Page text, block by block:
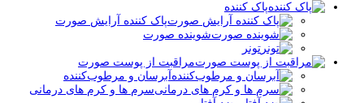
پاک کننده
پاک کننده آرایش صورت
شوینده صورت
تونر
مراقبت از پوست صورت
آبرسان و مرطوب‌کننده
سرم ها و کرم های درمانی